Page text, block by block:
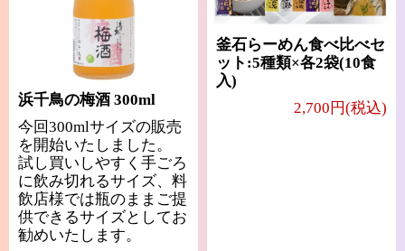
浜千鳥の梅酒 300ml
今回300mlサイズの販売
を開始いたしました。
試し買いしやすく手ごろ
に飲み切れるサイズ、料
飲店様では瓶のままご提
供できるサイズとしてお
勧めいたします。
釜石らーめん食べ比べセ
ット:5種類×各2袋(10食
入)
2,700円(税込)